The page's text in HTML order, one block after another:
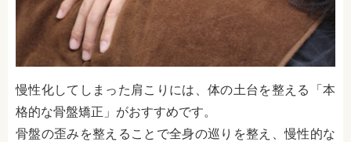
慢性化してしまった肩こりには、体の土台を整える「本
格的な骨盤矯正」がおすすめです。
骨盤の歪みを整えることで全身の巡りを整え、慢性的な